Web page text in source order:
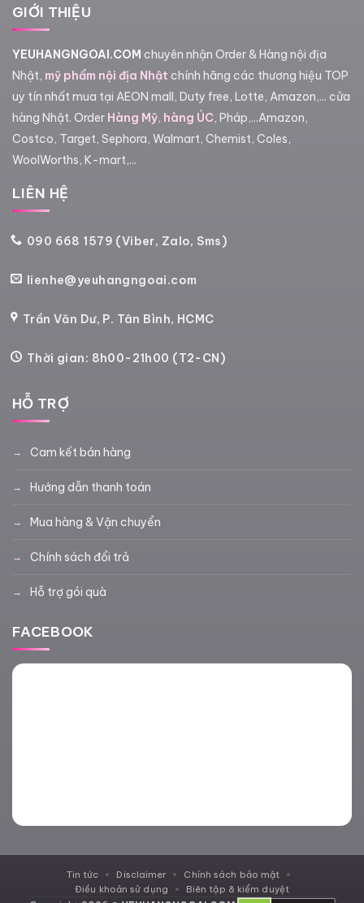
GIỚI THIỆU
YEUHANGNGOAI.COM chuyên nhận Order & Hàng nội địa
Nhật, mỹ phẩm nội địa Nhật chính hãng các thương hiệu TOP
uy tín nhất mua tại AEON mall, Duty free, Lotte, Amazon,... cửa
hàng Nhật. Order Hàng Mỹ, hàng ÚC, Pháp,...Amazon,
Costco, Target, Sephora, Walmart, Chemist, Coles,
WoolWorths, K-mart,...
LIÊN HỆ
090 668 1579 (Viber, Zalo, Sms)
lienhe@yeuhangngoai.com
Trần Văn Dư, P. Tân Bình, HCMC
Thời gian: 8h00-21h00 (T2-CN)
HỖ TRỢ
Cam kết bán hàng
Hướng dẫn thanh toán
Mua hàng & Vận chuyển
Chính sách đổi trả
Hỗ trợ gói quà
FACEBOOK
Tin tức Disclaimer
Chính sách bảo mật
Điều khoản sử dụng
Biên tập & kiểm duyệt